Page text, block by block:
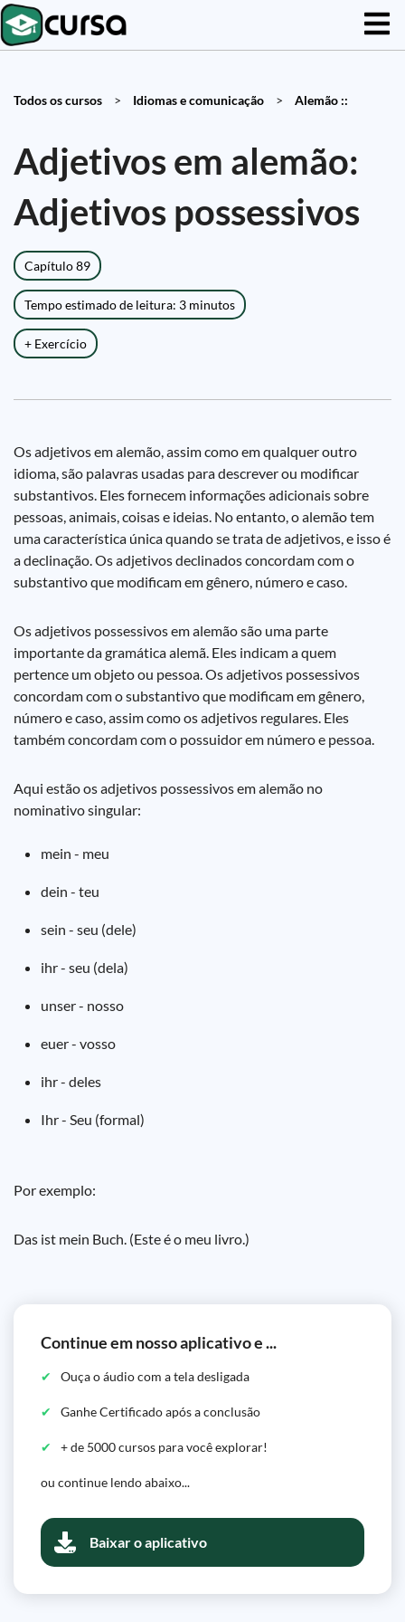
Todos os cursos > Idiomas e comunicação > Alemão ::
Adjetivos em alemão:
Adjetivos possessivos
Capítulo 89
Tempo estimado de leitura: 3 minutos
+ Exercício
Os adjetivos em alemão, assim como em qualquer outro
idioma, são palavras usadas para descrever ou modificar
substantivos. Eles fornecem informações adicionais sobre
pessoas, animais, coisas e ideias. No entanto, o alemão tem
uma característica única quando se trata de adjetivos, e isso é
a declinação. Os adjetivos declinados concordam com o
substantivo que modificam em gênero, número e caso.
Os adjetivos possessivos em alemão são uma parte
importante da gramática alemã. Eles indicam a quem
pertence um objeto ou pessoa. Os adjetivos possessivos
concordam com o substantivo que modificam em gênero,
número e caso, assim como os adjetivos regulares. Eles
também concordam com o possuidor em número e pessoa.
Aqui estão os adjetivos possessivos em alemão no
nominativo singular:
mein - meu
dein - teu
sein - seu (dele)
ihr - seu (dela)
unser - nosso
euer - vosso
ihr - deles
Ihr - Seu (formal)
Por exemplo:
Das ist mein Buch. (Este é o meu livro.)
Continue em nosso aplicativo e ...
Ouça o áudio com a tela desligada
Ganhe Certificado após a conclusão
+ de 5000 cursos para você explorar!
ou continue lendo abaixo...
Baixar o aplicativo